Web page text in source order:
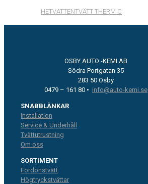
HETVATTENTVÄTT THERM C
OSBY AUTO -KEMI AB
Södra Portgatan 35
283 50 Osby
0479 – 161 80 • info@auto-kemi.se
SNABBLÄNKAR
Installation
Service & Underhåll
Tvättutrustning
Om oss
SORTIMENT
Fordonstvätt
Högtryckstvättar